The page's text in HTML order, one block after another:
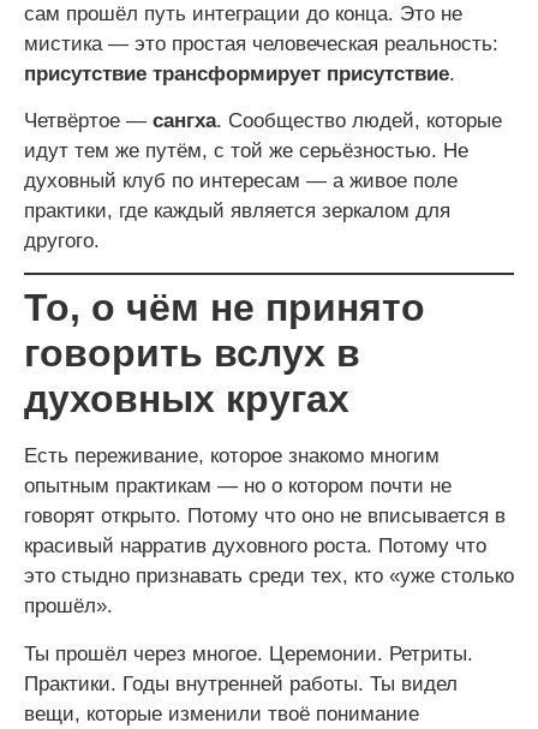
сам прошёл путь интеграции до конца. Это не
мистика — это простая человеческая реальность:
присутствие трансформирует присутствие.
Четвёртое — сангха. Сообщество людей, которые
идут тем же путём, с той же серьёзностью. Не
духовный клуб по интересам — а живое поле
практики, где каждый является зеркалом для
другого.
То, о чём не принято
говорить вслух в
духовных кругах
Есть переживание, которое знакомо многим
опытным практикам — но о котором почти не
говорят открыто. Потому что оно не вписывается в
красивый нарратив духовного роста. Потому что
это стыдно признавать среди тех, кто «уже столько
прошёл».
Ты прошёл через многое. Церемонии. Ретриты.
Практики. Годы внутренней работы. Ты видел
вещи, которые изменили твоё понимание